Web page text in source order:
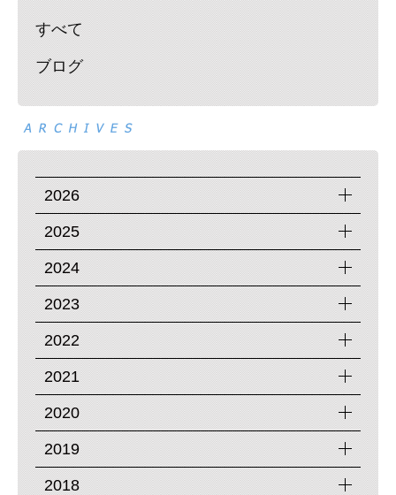
すべて
ブログ
2026
2025
2024
2023
2022
2021
2020
2019
2018